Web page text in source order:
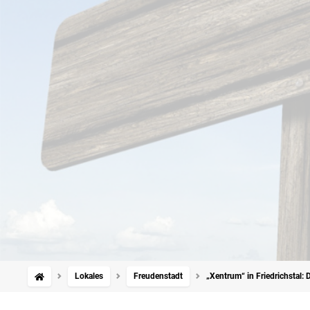
Lokales Freudenstadt „Xentrum“ in Friedrichstal: